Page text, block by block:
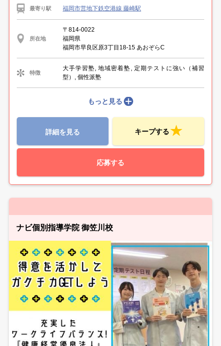
最寄り駅 福岡市営地下鉄空港線 藤崎駅
所在地
〒814-0022
福岡県
福岡市早良区原3丁目18-15 あおぞらC
特徴
大手学習塾, 地域密着塾, 定期テストに強い（補習
型）, 個性派塾
もっと見る
詳細を見る キープする
応募する
ナビ個別指導学院 御笠川校